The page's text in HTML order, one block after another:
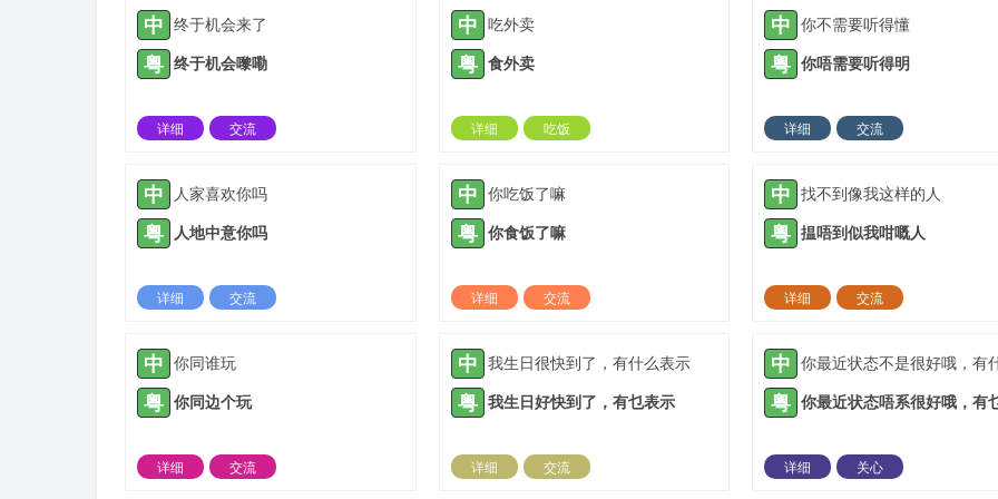
中 终于机会来了
粤 终于机会嚟嘞
详细
交流
中 吃外卖
粤 食外卖
详细
吃饭
中 你不需要听得懂
粤 你唔需要听得明
详细
交流
中 人家喜欢你吗
粤 人地中意你吗
详细
交流
中 你吃饭了嘛
粤 你食饭了嘛
详细
交流
中 找不到像我这样的人
粤 揾唔到似我咁嘅人
详细
交流
中 你同谁玩
粤 你同边个玩
详细
交流
中 我生日很快到了，有什么表示
粤 我生日好快到了，有乜表示
详细
交流
中
粤
详细
关心